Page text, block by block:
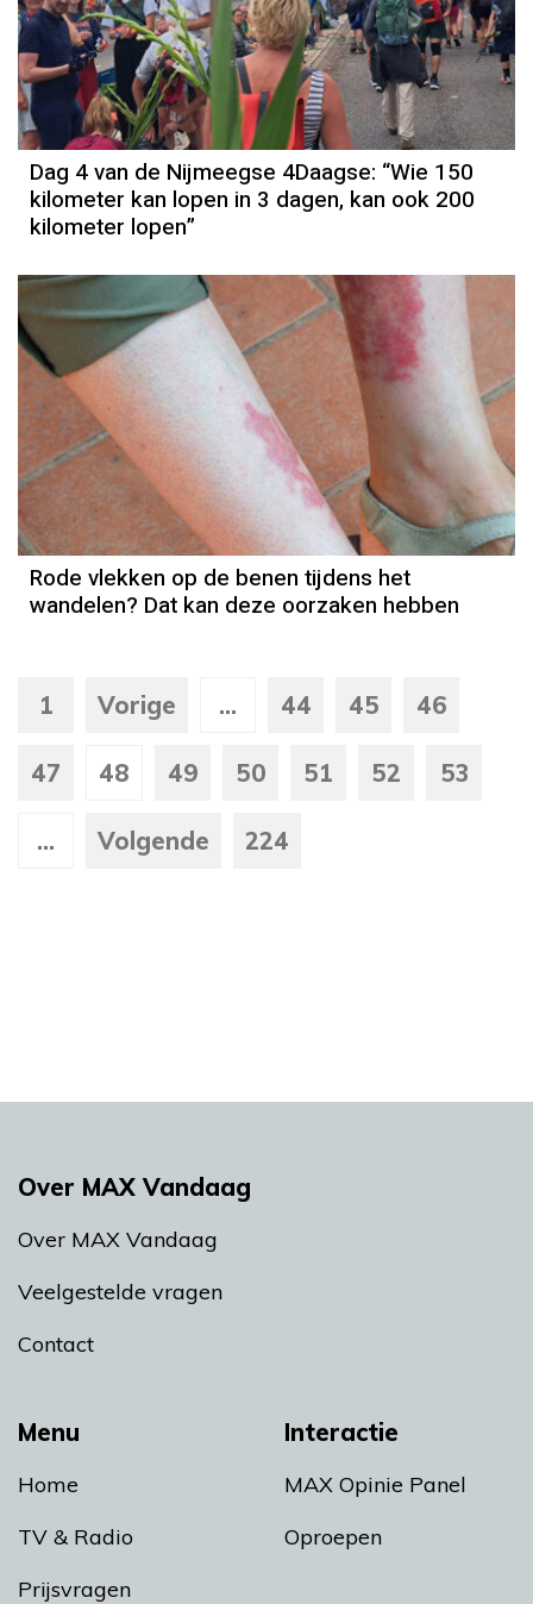
Dag 4 van de Nijmeegse 4Daagse: “Wie 150
kilometer kan lopen in 3 dagen, kan ook 200
kilometer lopen”
Rode vlekken op de benen tijdens het
wandelen? Dat kan deze oorzaken hebben
1 Vorige ... 44 45 46
47 48 49 50 51 52 53
... Volgende 224
Menu
Home
TV & Radio
Prijsvragen
Interactie
MAX Opinie Panel
Oproepen
Over MAX Vandaag
Over MAX Vandaag
Veelgestelde vragen
Contact